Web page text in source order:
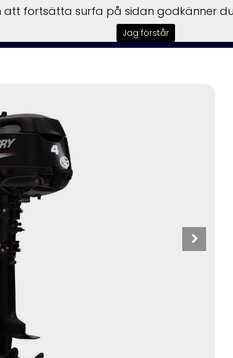
Motorer Trailer
att fortsätta surfa på sidan godkänner
Jag förstår